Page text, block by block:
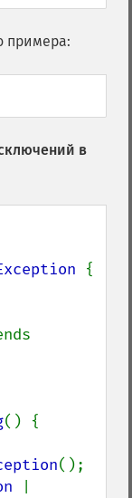
примера:
в
{
() {
();